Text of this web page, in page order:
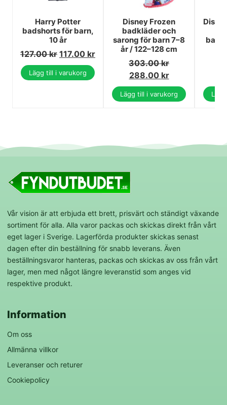
Harry Potter
badshorts för barn,
10 år
127.00kr 117.00 kr
Lägg till i varukorg
Disney Frozen
badkläder och
sarong för barn 7–8
år / 122–128 cm
303.00kr
288.00 kr
Lägg till i varukorg
Vår vision är att erbjuda ett brett, prisvärt och ständigt växande
sortiment för alla. Alla varor packas och skickas direkt från vårt
eget lager i Sverige. Lagerförda produkter skickas senast
dagen efter din beställning för snabb leverans. Även
beställningsvaror hanteras, packas och skickas av oss från vårt
lager, men med något längre leveranstid som anges vid
respektive produkt.
Information
Om oss
Allmänna villkor
Leveranser och returer
Cookiepolicy